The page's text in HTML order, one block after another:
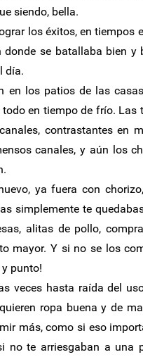
siendo, bella.
los éxitos, en tiempos
se batallaba bien y
día.
en los patios de las
en tiempo de frío. Las
contrastantes en
canales, y aún los
ya fuera con
simplemente te
alitas de pollo,
mayor. Y si no se los
y punto!
veces hasta raída del
ropa buena y de
más, como si eso
no te arriesgaban a una